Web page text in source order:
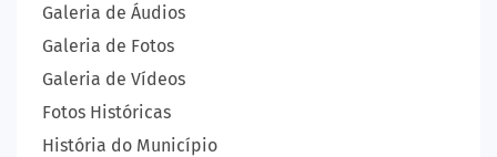
Galeria de Áudios
Galeria de Fotos
Galeria de Vídeos
Fotos Históricas
História do Município